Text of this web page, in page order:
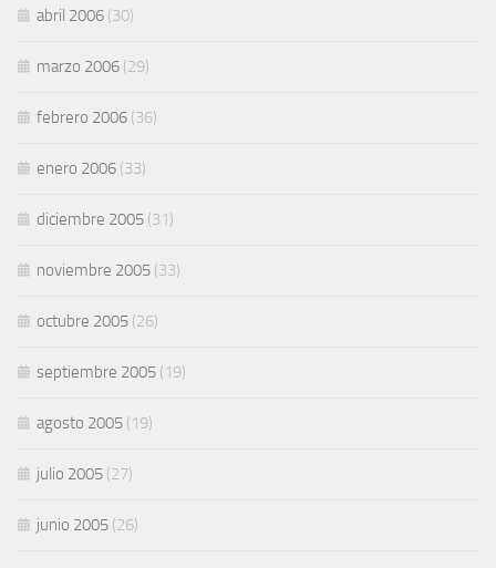
abril 2006 (30)
marzo 2006 (29)
febrero 2006 (36)
enero 2006 (33)
diciembre 2005 (31)
noviembre 2005 (33)
octubre 2005 (26)
septiembre 2005 (19)
agosto 2005 (19)
julio 2005 (27)
junio 2005 (26)